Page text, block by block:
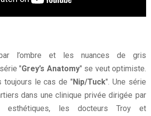
l’ombre et les nuances de gris
"Grey’s Anatomy" se veut optimiste.
toujours le cas de "Nip/Tuck". Une série
dans une clinique privée dirigée par
esthétiques, les docteurs Troy et